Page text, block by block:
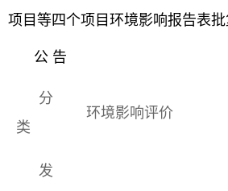
项目等四个项目环境影响报告表
公 告
分
类
环境影响评价
发